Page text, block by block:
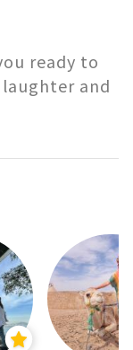
ready to
and